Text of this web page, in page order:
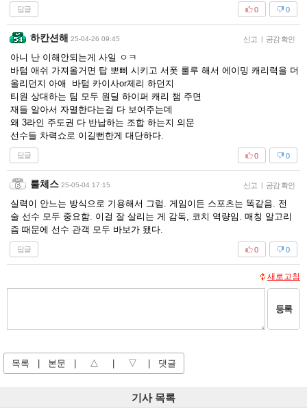
답글 0
0
하칸션해 25-04-26 09:45 신고 | 공감 확인
아니 난 이해안되는게 사일 ㅇㅋ
바텀 애쉬 가져올거면 탑 뽀삐 시키고 서폿 룰루 해서 에이밍 캐리력을 더
올리던지 아애 바텀 카이사or제리 하던지
티원 상대하는 팀 모두 원딜 하이퍼 캐리 챔 주면
재들 알아서 자멸한다는걸 다 보여주는데
왜 3라인 주도권 다 반납하는 조합 하는지 의문
선수들 차력쇼로 이길뻔한게 대단하다.
답글 0
0
룰체스 25-05-04 17:15 신고 | 공감 확인
실력이 안느는 방식으로 기용해서 그럼. 게임이든 스포츠는 똑같음. 전
술 선수 모두 중요함. 이걸 잘 살리는 게 감독, 코치 역량임. 매칭 알고리
즘 때문에 선수 관객 모두 바보가 됐다.
답글 0
0
새로고침
등록
목록 본문 △ ▽ 댓글
기사 목록